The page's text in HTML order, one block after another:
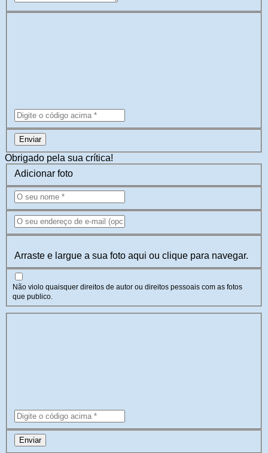
Enviar
Obrigado pela sua crítica!
Adicionar foto
Arraste e largue a sua foto aqui ou clique para navegar.
Não violo quaisquer direitos de autor ou direitos pessoais com as fotos
que publico.
Enviar